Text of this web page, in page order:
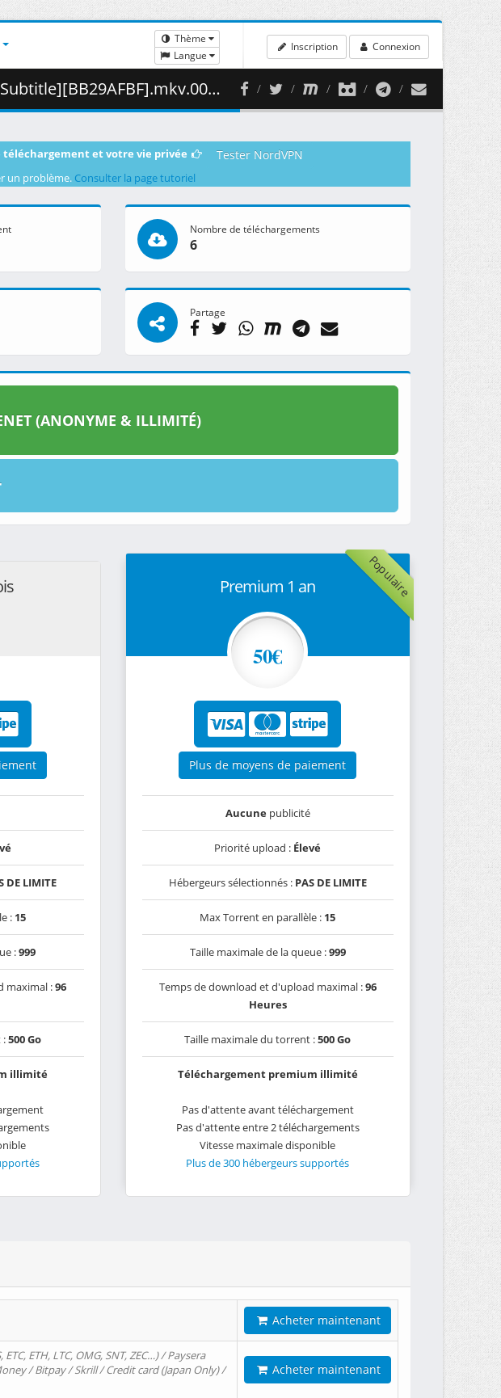
Thème
Langue
Inscription Connexion
( 373.15 MB )
et votre vie privée Tester NordVPN
un problème. Consulter la page tutoriel
Nombre de téléchargements
6
Partage
(ANONYME & ILLIMITÉ)
DE LIMITE
: 15
:999
maximal :96
:500 Go
illimité
Populaire
Premium 1 an
50€
Plus de moyens de paiement
Aucunepublicité
Priorité upload : Élevé
Hébergeurs sélectionnés : PAS DE LIMITE
Max Torrent en parallèle : 15
Taille maximale de la queue :999
Temps de download et d'upload maximal :96
Heures
Taille maximale du torrent :500 Go
Téléchargement premium illimité
Pas d'attente avant téléchargement
Pas d'attente entre 2 téléchargements
Vitesse maximale disponible
Plus de 300 hébergeurs supportés
Acheter maintenant
ETH, LTC, OMG, SNT, ZEC…) / Paysera
/ Bitpay / Skrill / Credit card (Japan Only) /
Acheter maintenant